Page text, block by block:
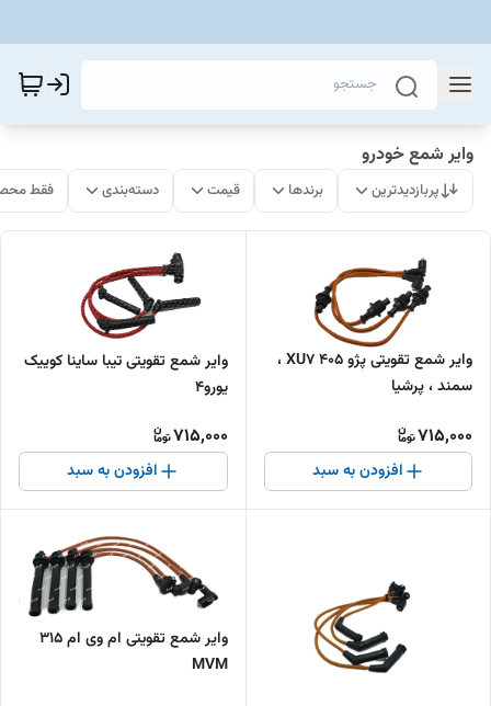
وایر شمع خودرو
پربازدیدترین برندها قیمت دسته‌بندی فقط
وایر شمع تقویتی پژو 405 XU7 ،
سمند ، پرشیا
715,000
افزودن به سبد
وایر شمع تقویتی تیبا ساینا کوییک
یورو4
715,000
افزودن به سبد
وایر شمع تقویتی ام وی ام 315
MVM